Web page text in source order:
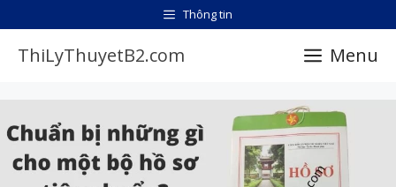
đến
nội
Thông tin
ThiLyThuyetB2.com Menu